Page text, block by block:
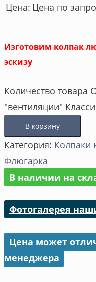
Цена: Цена по
Изготовим колпак
эскизу
Количество товара
"вентиляции"
В корзину
Категория: Колпаки
Флюгарка
В наличии на
Фотогалерея
Цена может
менеджера